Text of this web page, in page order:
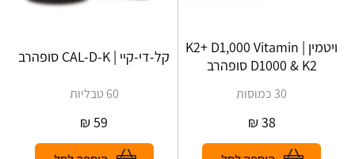
ויטמין K2+ D1,000 Vitamin |
D1000 & K2 סופהרב
30 כמוסות
38
₪
קל-די-קיי | CAL-D-K סופהרב
60 טבליות
59
₪